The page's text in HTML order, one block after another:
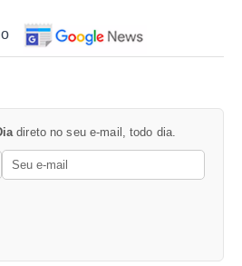
direto no seu e-mail, todo dia.